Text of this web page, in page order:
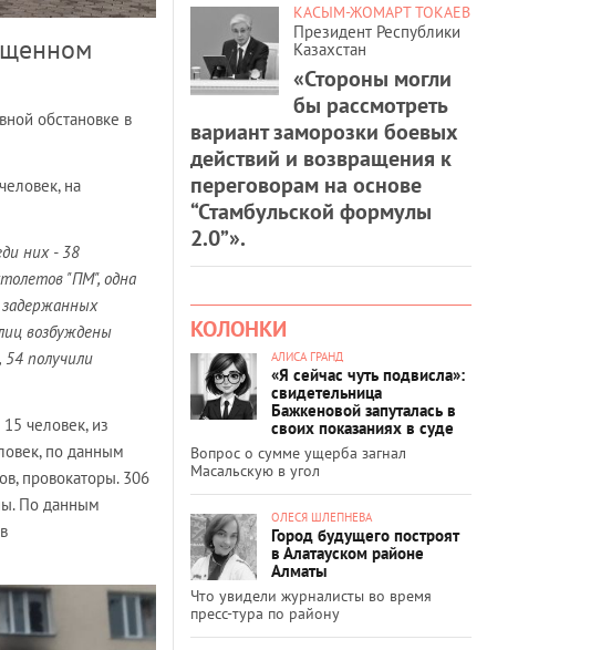
обстановке в
на
них - 38
"ПМ", одна
возбуждены
получили
человек, из
по данным
провокаторы. 306
По данным
КАСЫМ-ЖОМАРТ ТОКАЕВ
Президент Республики
Казахстан
«Стороны могли
бы рассмотреть
вариант заморозки боевых
действий и возвращения к
переговорам на основе
“Стамбульской формулы
2.0”».
КОЛОНКИ
АЛИСА ГРАНД
«Я сейчас чуть подвисла»:
свидетельница
Бажкеновой запуталась в
своих показаниях в суде
Вопрос о сумме ущерба загнал
Масальскую в угол
ОЛЕСЯ ШЛЕПНЕВА
Город будущего построят
в Алатауском районе
Алматы
Что увидели журналисты во время
пресс-тура по району